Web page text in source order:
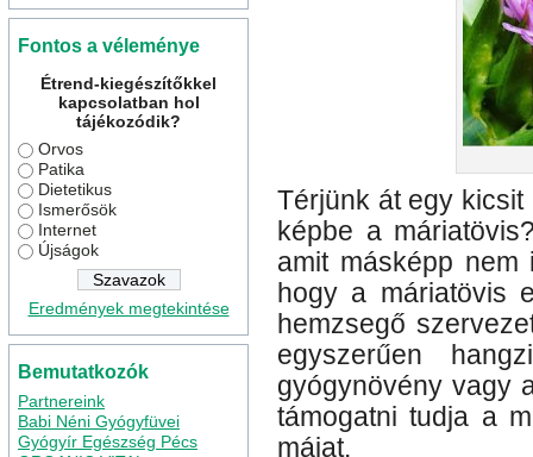
Fontos a véleménye
Étrend-kiegészítőkkel
kapcsolatban hol
tájékozódik?
Orvos
Patika
Dietetikus
Ismerősök
Internet
Újságok
Eredmények megtekintése
Bemutatkozók
Partnereink
Babi Néni Gyógyfüvei
Gyógyír Egészség Pécs
Térjünk át egy
képbe a
amit másképp
hogy a máriatövis
hemzsegő
egyszerűen
gyógynövény vagy
támogatni tudja a
májat.